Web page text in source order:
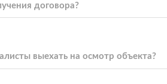
договора?
выехать на осмотр объекта?